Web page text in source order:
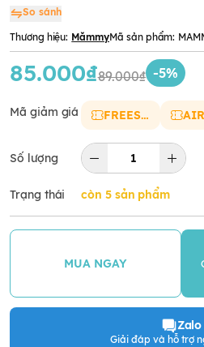
So sánh
Thương hiệu: MămmyMã sản phẩm:
85.000₫89.000₫ -5%
Mã giảm giá FREESHIP
Số lượng
Trạng thái còn 5 sản phẩm
MUA NGAY
Zalo
Giải đáp và hỗ trợ